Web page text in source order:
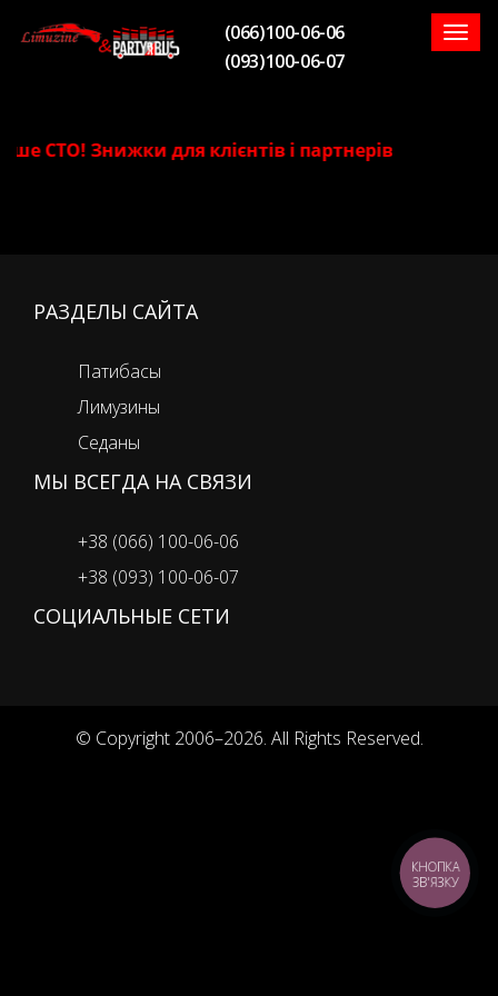
(066)100-06-06
(093)100-06-07
СТО! Знижки для клієнтів і партнерів
РАЗДЕЛЫ САЙТА
Патибасы
Лимузины
Седаны
МЫ ВСЕГДА НА СВЯЗИ
+38 (066) 100-06-06
+38 (093) 100-06-07
СОЦИАЛЬНЫЕ СЕТИ
© Copyright 2006–2026. All Rights Reserved.
КНОПКА
ЗВ'ЯЗКУ